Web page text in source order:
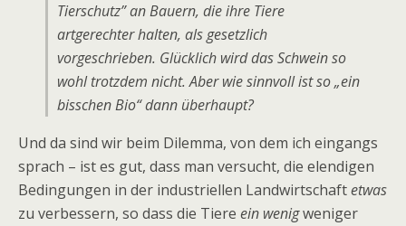
Tierschutz” an Bauern, die ihre Tiere
artgerechter halten, als gesetzlich
vorgeschrieben. Glücklich wird das Schwein so
wohl trotzdem nicht. Aber wie sinnvoll ist so „ein
bisschen Bio“ dann überhaupt?
Und da sind wir beim Dilemma, von dem ich eingangs
sprach – ist es gut, dass man versucht, die elendigen
Bedingungen in der industriellen Landwirtschaftetwas
zu verbessern, so dass die Tiere ein wenigweniger